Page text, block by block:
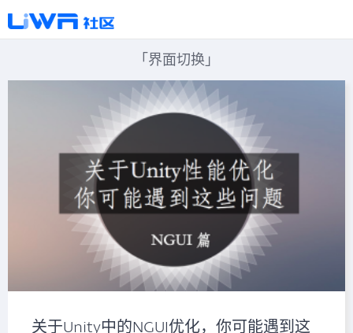
「界面切换」
关于Unity中的NGUI优化，你可能遇到这